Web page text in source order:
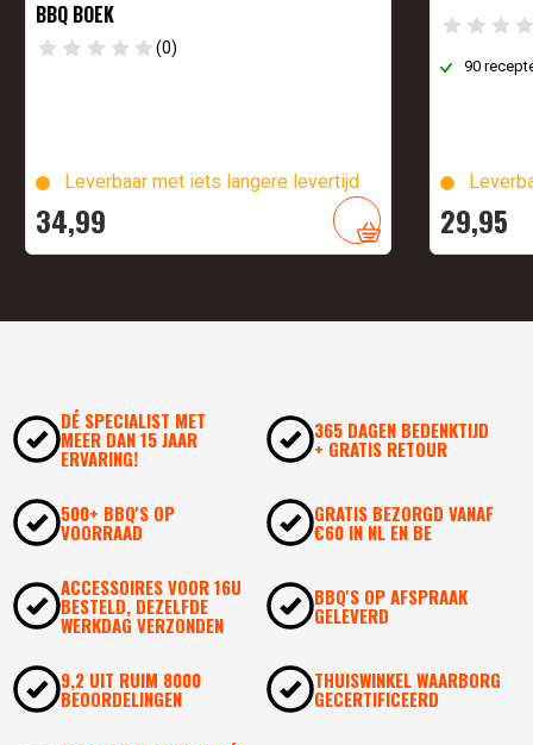
BBQ BOEK
(0)
Leverbaar met iets langere levertijd
34,99
90
29,95
DÉ SPECIALIST MET
MEER DAN 15 JAAR
ERVARING!
365 DAGEN BEDENKTIJD
+ GRATIS RETOUR
500+ BBQ'S OP
VOORRAAD
GRATIS BEZORGD VANAF
€60 IN NL EN BE
ACCESSOIRES VOOR 16U
BESTELD, DEZELFDE
WERKDAG VERZONDEN
BBQ'S OP AFSPRAAK
GELEVERD
9,2 UIT RUIM 8000
BEOORDELINGEN
THUISWINKEL WAARBORG
GECERTIFICEERD